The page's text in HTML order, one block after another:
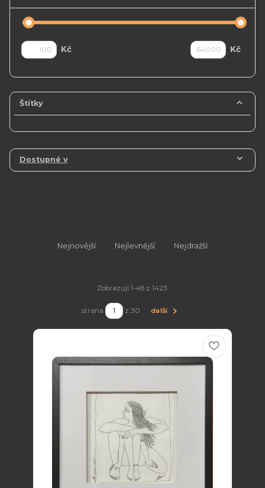
Kč Kč
Štítky
Dostupné v
Nejnovější Nejlevnější Nejdražší
Zobrazuji 1-48 z 1423
strana z 30 další